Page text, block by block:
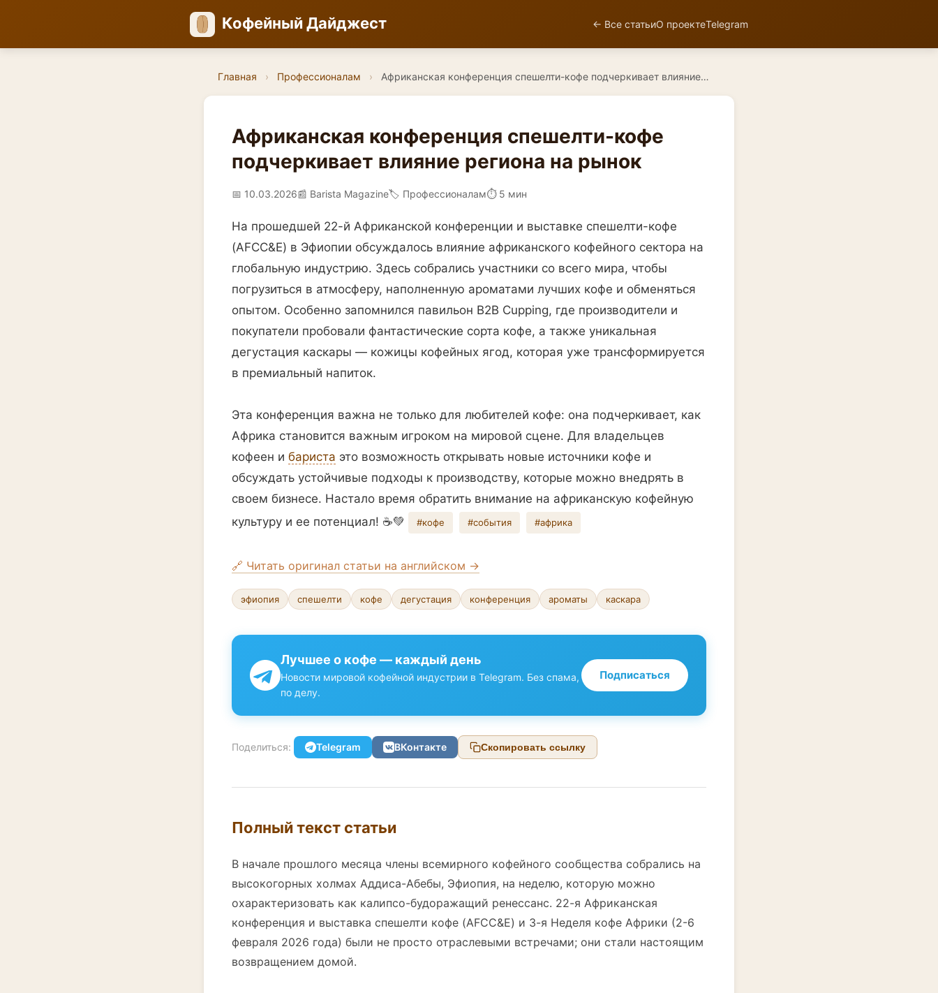
Кофейный Дайджест ← Все статьиО проектеTelegram
Главная › Профессионалам › Африканская конференция спешелти-кофе подчеркивает влияние…
Африканская конференция спешелти-кофе
подчеркивает влияние региона на рынок
📅 10.03.2026📰 Barista Magazine🏷️ Профессионалам⏱ 5 мин
На прошедшей 22-й Африканской конференции и выставке спешелти-кофе
(AFCC&E) в Эфиопии обсуждалось влияние африканского кофейного сектора на
глобальную индустрию. Здесь собрались участники со всего мира, чтобы
погрузиться в атмосферу, наполненную ароматами лучших кофе и обменяться
опытом. Особенно запомнился павильон B2B Cupping, где производители и
покупатели пробовали фантастические сорта кофе, а также уникальная
дегустация каскары — кожицы кофейных ягод, которая уже трансформируется
в премиальный напиток.
Эта конференция важна не только для любителей кофе: она подчеркивает, как
Африка становится важным игроком на мировой сцене. Для владельцев
кофеен и бариста это возможность открывать новые источники кофе и
обсуждать устойчивые подходы к производству, которые можно внедрять в
своем бизнесе. Настало время обратить внимание на африканскую кофейную
культуру и ее потенциал! ☕️💚
#кофе #события #африка
🔗 Читать оригинал статьи на английском →
эфиопия спешелти кофе дегустация конференция ароматы каскара
Лучшее о кофе — каждый день
Новости мировой кофейной индустрии в Telegram. Без спама,
по делу.
Подписаться
Поделиться: Telegram ВКонтакте Скопировать ссылку
Полный текст статьи
В начале прошлого месяца члены всемирного кофейного сообщества собрались на
высокогорных холмах Аддиса-Абебы, Эфиопия, на неделю, которую можно
охарактеризовать как калипсо-будоражащий ренессанс. 22-я Африканская
конференция и выставка спешелти кофе (AFCC&E) и 3-я Неделя кофе Африки (2-6
февраля 2026 года) были не просто отраслевыми встречами; они стали настоящим
возвращением домой.